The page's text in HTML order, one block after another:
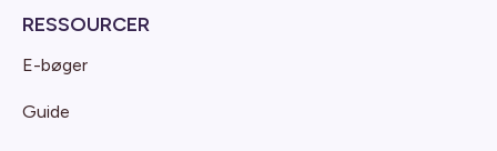
RESSOURCER
E-bøger
Guide